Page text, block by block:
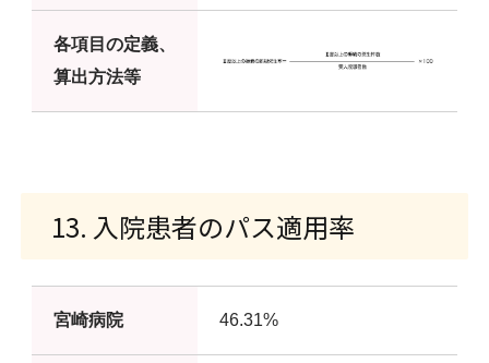
各項目の定義、
算出方法等
13. 入院患者のパス適用率
宮崎病院 46.31%